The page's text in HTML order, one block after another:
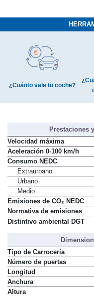
¿Cuánto vale tu coche?
Prestaciones
Velocidad máxima
Aceleración 0-100 km/h
Consumo NEDC
Extraurbano
Urbano
Medio
Emisiones de CO₂ NEDC
Normativa de emisiones
Distintivo ambiental DGT
Tipo de Carrocería
Número de puertas
Longitud
Anchura
Altura